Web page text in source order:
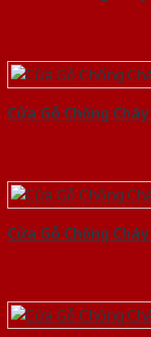
Cửa Gỗ Chống
Cửa Gỗ Chống